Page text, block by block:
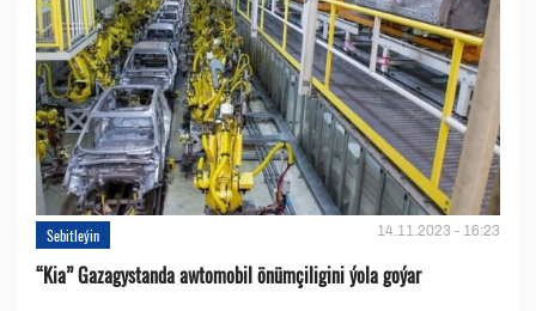
Sebitleýin 14.11.2023 - 16:23
“Kia” Gazagystanda awtomobil önümçiligini ýola goýar